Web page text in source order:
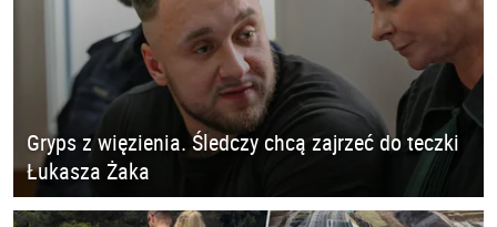
Gryps z więzienia. Śledczy chcą zajrzeć do teczki
Łukasza Żaka